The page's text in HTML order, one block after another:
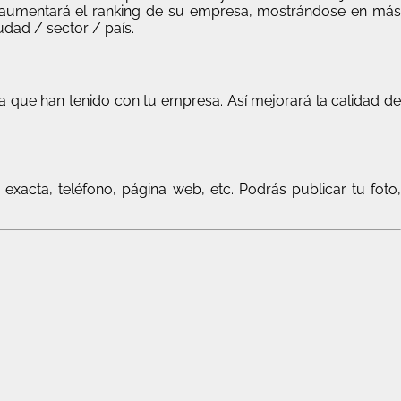
el ranking de su empresa, mostrándose en más
/ sector / país.
han tenido con tu empresa. Así mejorará la calidad de
teléfono, página web, etc. Podrás publicar tu foto,